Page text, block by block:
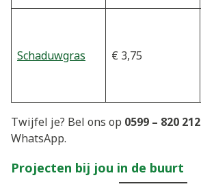
Schaduwgras € 3,75
Twijfel je? Bel ons op 0599 – 820 212
WhatsApp.
Projecten bij jou in de buurt